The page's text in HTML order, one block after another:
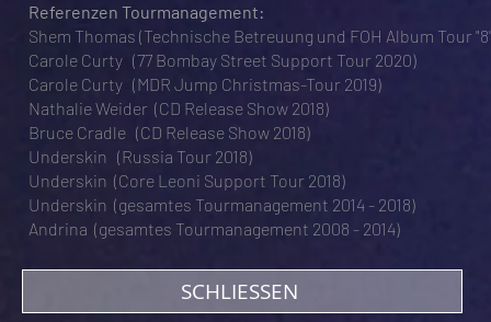
Referenzen Tourmanagement:
Shem Thomas (Technische Betreuung und FOH Album Tour
Carole Curty (77 Bombay Street Support Tour 2020)
Carole Curty (MDR Jump Christmas-Tour 2019)
Nathalie Weider (CD Release Show 2018)
Bruce Cradle (CD Release Show 2018)
Underskin (Russia Tour 2018)
Underskin (Core Leoni Support Tour 2018)
Underskin (gesamtes Tourmanagement 2014 - 2018)
Andrina (gesamtes Tourmanagement 2008 - 2014)
SCHLIESSEN